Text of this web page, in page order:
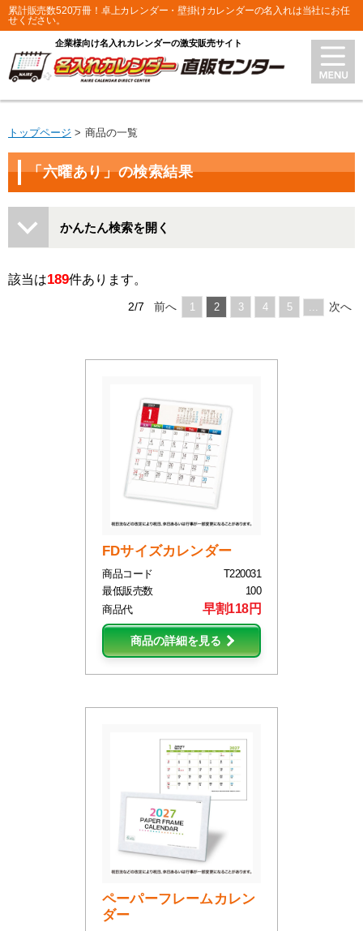
累計販売数520万冊！卓上カレンダー・壁掛けカレンダーの名入れは当社にお任
せください。
企業様向け名入れカレンダーの激安販売サイト
トップページ 商品の一覧
「六曜あり」の検索結果
かんたん検索を開く
該当は189件あります。
2/7 前へ 1 2 3 4 5 ... 次へ
FDサイズカレンダー
商品コード
T220031
最低販売数
100
商品代
早割118円
商品の詳細を見る
ペーパーフレームカレン
ダー